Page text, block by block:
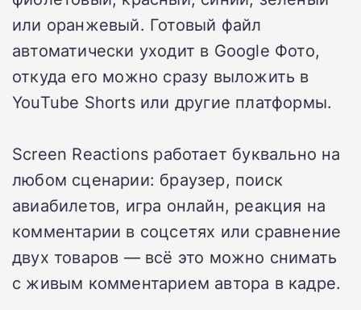
или оранжевый. Готовый файл
автоматически уходит в Google Фото,
откуда его можно сразу выложить в
YouTube Shorts или другие платформы.
Screen Reactions работает буквально на
любом сценарии: браузер, поиск
авиабилетов, игра онлайн, реакция на
комментарии в соцсетях или сравнение
двух товаров — всё это можно снимать
с живым комментарием автора в кадре.